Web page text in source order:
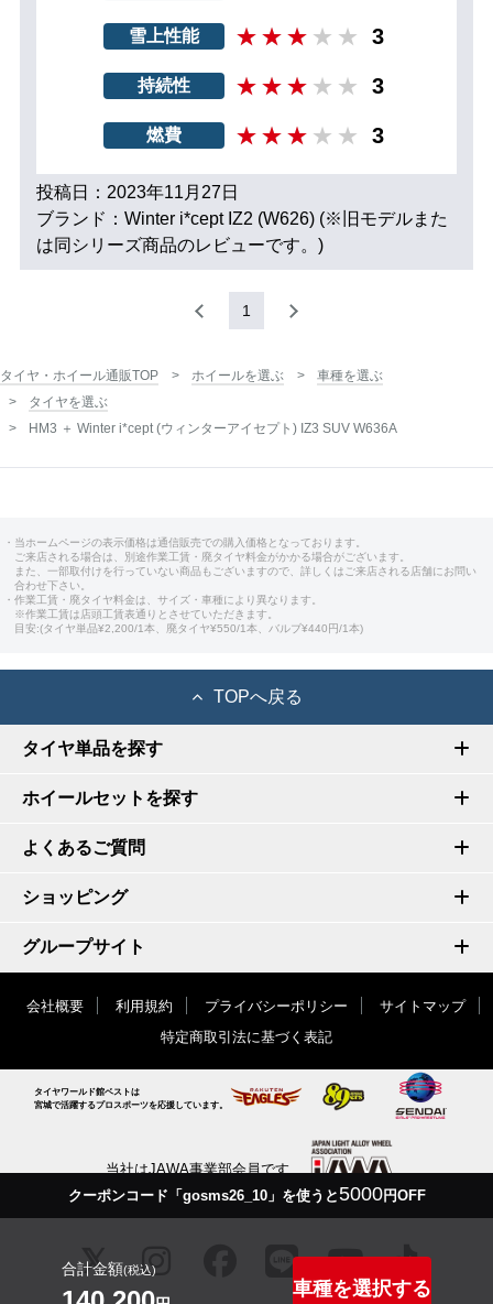
雪上性能 3
持続性 3
燃費 3
投稿日：2023年11月27日
ブランド：Winter i*cept IZ2 (W626) (※旧モデルまた
は同シリーズ商品のレビューです。)
1
クーポンコード「gosms26_10」を使うと5000円OFF
合計金額(税込)
車種を選択する
タイヤ・ホイール通販TOP ホイールを選ぶ
車種を選ぶ
タイヤを選ぶ
HM3 ＋ Winter i*cept (ウィンターアイセプト) IZ3 SUV W636A
・当ホームページの表示価格は通信販売での購入価格となっております。
ご来店される場合は、別途作業工賃・廃タイヤ料金がかかる場合がございます。
また、一部取付けを行っていない商品もございますので、詳しくはご来店される店舗にお問い
合わせ下さい。
・作業工賃・廃タイヤ料金は、サイズ・車種により異なります。
※作業工賃は店頭工賃表通りとさせていただきます。
目安:(タイヤ単品¥2,200/1本、廃タイヤ¥550/1本、バルブ¥440円/1本)
TOPへ戻る
タイヤ単品を探す
ホイールセットを探す
よくあるご質問
ショッピング
グループサイト
会社概要 利用規約 プライバシーポリシー
サイトマップ
特定商取引法に基づく表記
タイヤワールド館ベストは
宮城で活躍するプロスポーツを応援しています。
当社はJAWA事業部会員です